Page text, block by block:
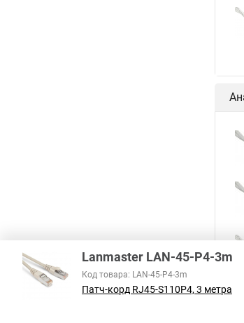
Lanmaster LAN-45-P4-3m
Код товара: LAN-45-P4-3m
Патч-корд RJ45-S110P4, 3 метра